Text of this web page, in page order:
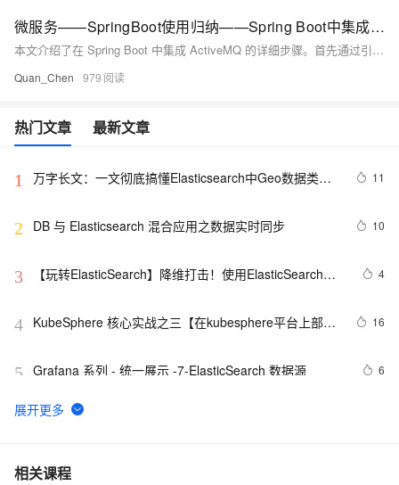
微服务——SpringBoot使用归纳——Spring Boot中集成ActiveMQ——ActiveMQ集成
本文介绍了在 Spring Boot 中集成 ActiveMQ 的详细步骤。首先通过引入 `spring-boot-starter-activemq` 依赖并配置 `application.yml` 文件实现基本设置。接着，创建 Queue 和 Topic 消息类型，分别使用 `ActiveMQQueue` 和 `ActiveMQTopic` 类完成配置。随后，利用 `JmsMessagingTemplate` 实现消息发送功能，并通过 Controller 和监听器实现点对点消息的生产和消费。最后，通过浏览器访问测试接口验证消息传递的成功性。
Quan_Chen 979
热门文章 最新文章
1
万字长文：一文彻底搞懂Elasticsearch中Geo数据类型
11
2 DB 与 Elasticsearch 混合应用之数据实时同步 10
3
【玩转ElasticSearch】降维打击！使用ElasticSearch作
4
4 KubeSphere 核心实战之三【在kubesphere平台上部署
署Zookeeper】（实操篇 3/4）
16
5 Grafana 系列 - 统一展示 -7-ElasticSearch 数据源 6
6 [ElasticSearch2.x]Queries vs Filters
7 带你读《Elastic Stack 实战手册》之84：——
相关课程